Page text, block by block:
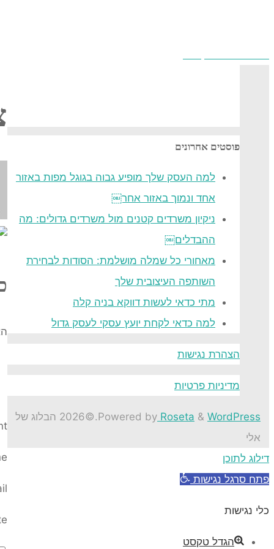
פוסטים אחרונים
למה העסק שלך מופיע גבוה בגוגל מפות באזור
אחד ונמוך באזור אחר￼
ניקיון משרדים קטנים מול משרדים גדולים: מה
ההבדלים￼
מאחורי כל שמלה מושלמת: הסודות לבחירת
השותפה העיצובית שלך
מתי כדאי לעשות דווקא בניה קלה
למה כדאי לקחת יועץ עסקי לעסק גדול
הצהרת נגישות
מדיניות פרטיות
Powered by Roseta & WordPress
.
©2026 הבלוג של
אלי
Back
to
דילוג לתוכן
פתח סרגל נגישות
כלי נגישות
הגדל טקסט